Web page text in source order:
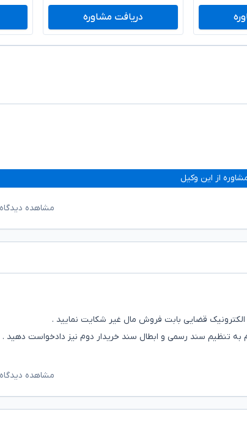
دریافت مشاوره
از این وکیل
مشاهده
قضایی بابت فروش مال غیر شکایت نمایید .
به تنظیم سند رسمی و ابطال سند خریدار دوم نیز دادخواست دهید .
مشاهده